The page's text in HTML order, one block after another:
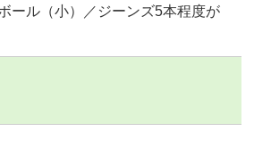
ル（小）／ジーンズ5本程度が